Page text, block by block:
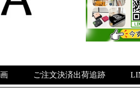
ご注文決済出荷追跡